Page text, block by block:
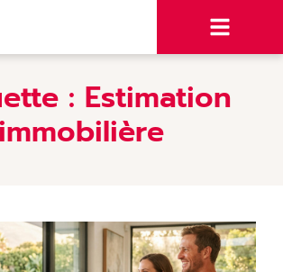
: Estimation
immobilière